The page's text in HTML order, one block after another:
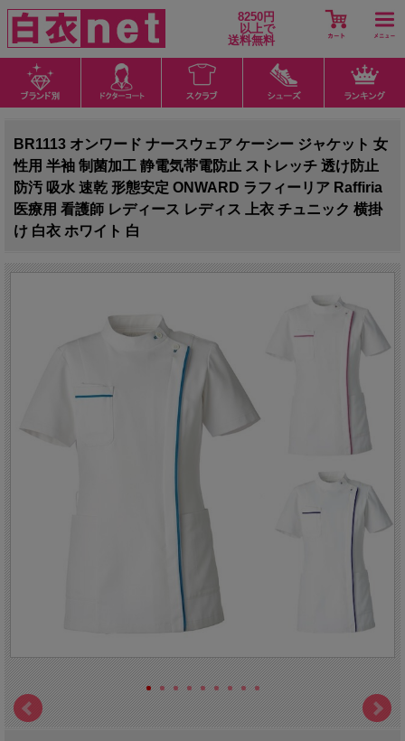
8250円
以上で
送料無料
BR1113 オンワード ナースウェア ケーシー ジャケット 女
性用 半袖 制菌加工 静電気帯電防止 ストレッチ 透け防止
防汚 吸水 速乾 形態安定 ONWARD ラフィーリア Raffiria
医療用 看護師 レディース レディス 上衣 チュニック 横掛
け 白衣 ホワイト 白